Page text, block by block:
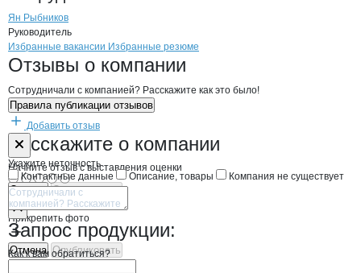
Ян Рыбников
Руководитель
Брендыкомпани НАЦБИОРЕСУРСЫ
Вакансии вНАЦБИОРЕСУРСЫ
Избранные вакансии Избранные резюме
Новости oНАЦБИОРЕСУРСЫ, ООО
Отзывы о компании
Сотрудничали с компанией? Расскажите как это было!
Правила публикации отзывов
Добавить отзыв
Расскажите о компании
Начните отзыв с выставления оценки
Прикрепить фото
Отмена Опубликовать
Форма обратной связи о неточностях
Укажите неточность
Контактные данные
Описание, товары Компания не существует
Отмена Опубликовать
Запрос продукции:
Как к вам обратиться?